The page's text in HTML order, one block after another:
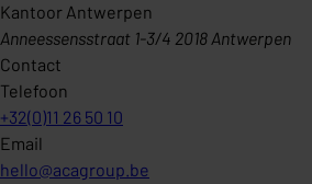
Kantoor Antwerpen
Anneessensstraat 1-3/4 2018 Antwerpen
Contact
Telefoon
+32(0)11 26 50 10
Email
hello@acagroup.be